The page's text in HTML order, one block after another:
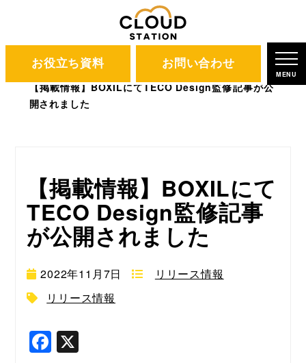
お役立ち資料 お問い合わせ
MENU
CLOUD STATION
ブログ
【掲載情報】BOXILにてTECO Design監修記事が公
開されました
【掲載情報】BOXILにて
TECO Design監修記事
が公開されました
2022年11月7日
リリース情報
リリース情報
F